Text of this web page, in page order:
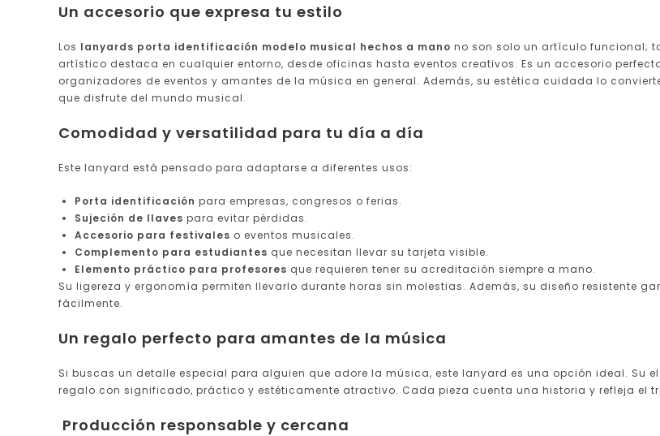
Un accesorio que expresa tu estilo
Los lanyards porta identificación modelo musical hechos a mano no son solo un artículo funcional;
artístico destaca en cualquier entorno, desde oficinas hasta eventos creativos. Es un accesorio
organizadores de eventos y amantes de la música en general. Además, su estética cuidada lo
que disfrute del mundo musical.
Comodidad y versatilidad para tu día a día
Este lanyard está pensado para adaptarse a diferentes usos:
Porta identificación para empresas, congresos o ferias.
Sujeción de llaves para evitar pérdidas.
Accesorio para festivales o eventos musicales.
Complemento para estudiantes que necesitan llevar su tarjeta visible.
Elemento práctico para profesores que requieren tener su acreditación siempre a mano.
Su ligereza y ergonomía permiten llevarlo durante horas sin molestias. Además, su diseño resistente
fácilmente.
Un regalo perfecto para amantes de la música
Si buscas un detalle especial para alguien que adore la música, este lanyard es una opción ideal. Su
regalo con significado, práctico y estéticamente atractivo. Cada pieza cuenta una historia y refleja el
Producción responsable y cercana